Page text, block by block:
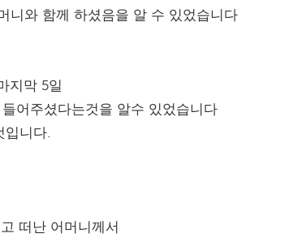
니와 함께 하셨음을 알 수 있었습니다
지막 5일
어주셨다는것을 알수 있었습니다
입니다.
떠난 어머니께서